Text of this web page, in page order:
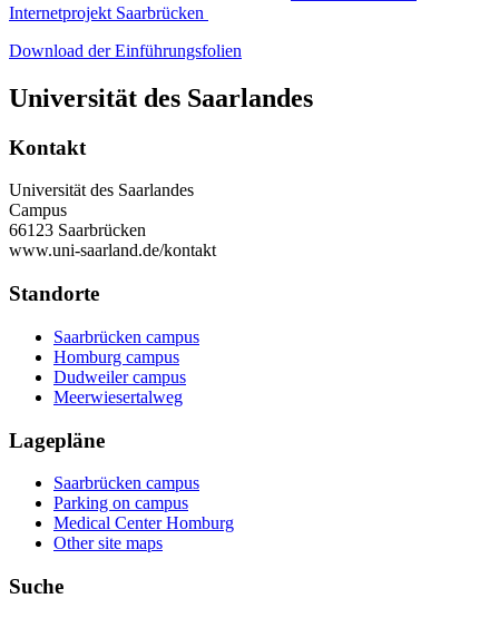
Internetprojekt Saarbrücken
Download der Einführungsfolien
Universität des Saarlandes
Kontakt
Universität des Saarlandes
Campus
66123 Saarbrücken
www.uni-saarland.de/kontakt
Standorte
Saarbrücken campus
Homburg campus
Dudweiler campus
Meerwiesertalweg
Lagepläne
Saarbrücken campus
Parking on campus
Medical Center Homburg
Other site maps
Suche